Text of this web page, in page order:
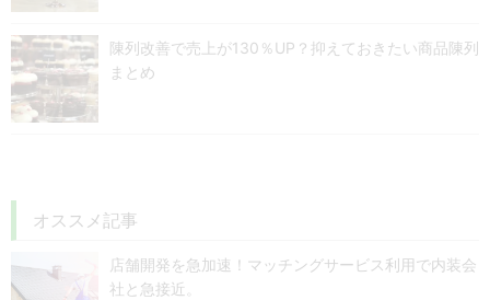
陳列改善で売上が130％UP？抑えておきたい商品陳列
まとめ
オススメ記事
店舗開発を急加速！マッチングサービス利用で内装会
社と急接近。